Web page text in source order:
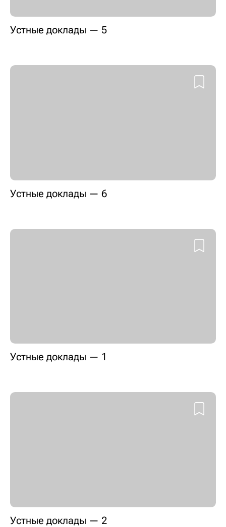
Устные доклады — 5
Устные доклады — 6
Устные доклады — 1
Устные доклады — 2